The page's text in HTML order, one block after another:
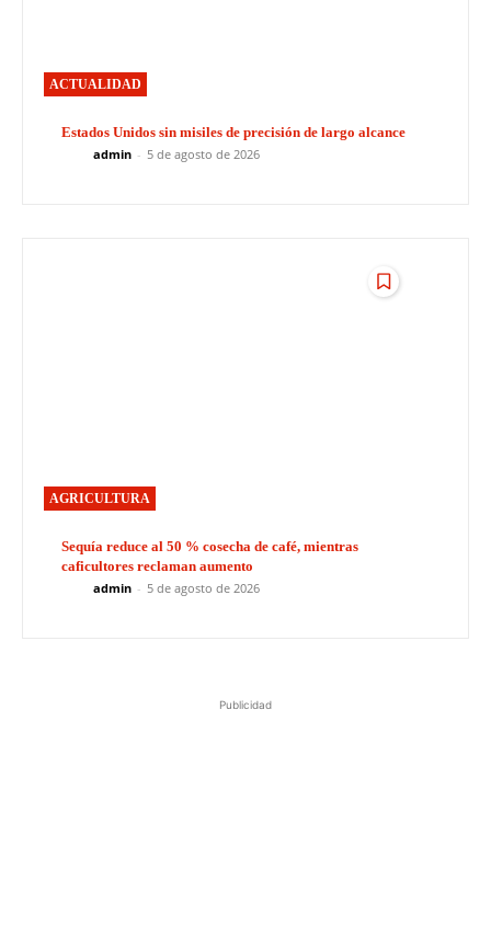
ACTUALIDAD
Estados Unidos sin misiles de precisión de largo alcance
admin - 5 de agosto de 2026
AGRICULTURA
Sequía reduce al 50 % cosecha de café, mientras
caficultores reclaman aumento
admin - 5 de agosto de 2026
Publicidad